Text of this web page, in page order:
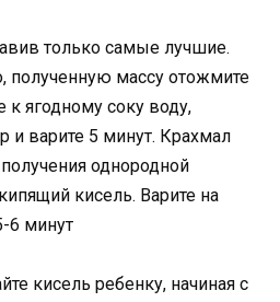
только самые лучшие.
полученную массу отожмите
ягодному соку воду,
и варите 5 минут. Крахмал
однородной
кисель. Варите на
6 минут
кисель ребенку, начиная с